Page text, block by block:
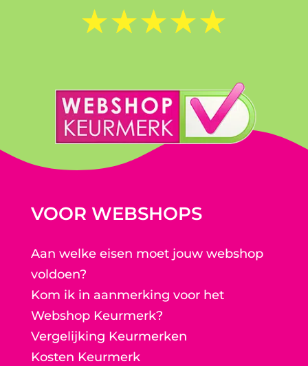
☆☆☆☆☆
VOOR WEBSHOPS
Aan welke eisen moet jouw webshop
voldoen?
Kom ik in aanmerking voor het
Webshop Keurmerk?
Vergelijking Keurmerken
Kosten Keurmerk